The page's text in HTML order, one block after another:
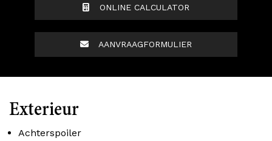
ONLINE CALCULATOR
AANVRAAGFORMULIER
Exterieur
Achterspoiler